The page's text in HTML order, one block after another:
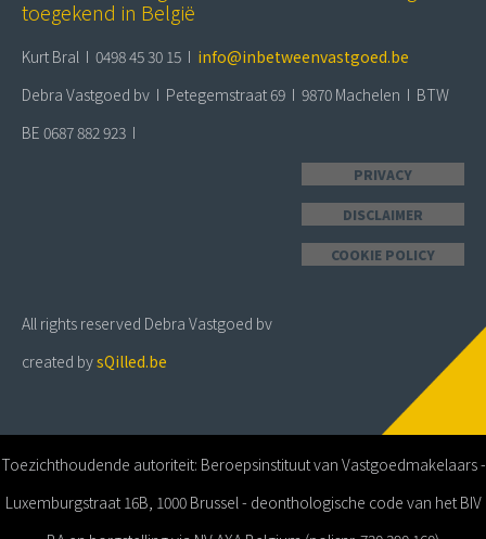
toegekend in België
Kurt Bral I 0498 45 30 15 I info@inbetweenvastgoed.be
Debra Vastgoed bv I Petegemstraat 69 I 9870 Machelen I BTW
BE 0687 882 923 I
PRIVACY
DISCLAIMER
COOKIE POLICY
All rights reserved Debra Vastgoed bv
created bysQilled.be
Toezichthoudende autoriteit: Beroepsinstituut van Vastgoedmakelaars -
Luxemburgstraat 16B, 1000 Brussel - deonthologische code van het BIV